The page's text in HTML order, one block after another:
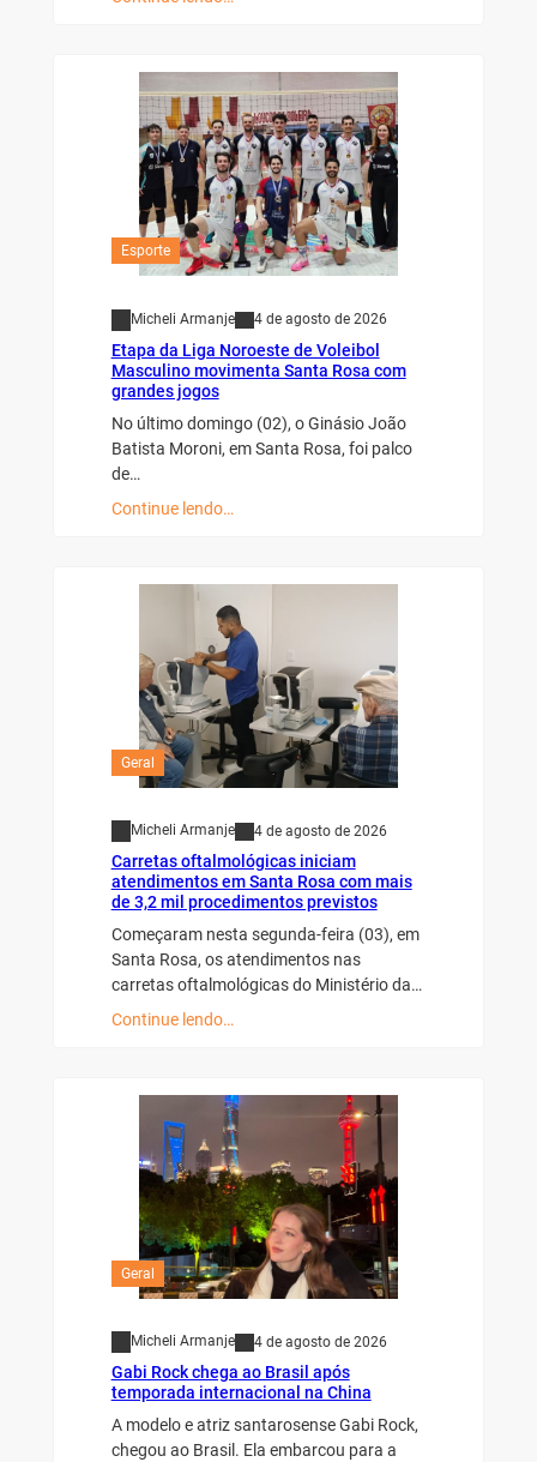
Esporte
Micheli Armanje 4 de agosto de 2026
Etapa da Liga Noroeste de Voleibol
Masculino movimenta Santa Rosa com
grandes jogos
No último domingo (02), o Ginásio João
Batista Moroni, em Santa Rosa, foi palco
de…
Continue lendo…
Geral
Micheli Armanje 4 de agosto de 2026
Carretas oftalmológicas iniciam
atendimentos em Santa Rosa com mais
de 3,2 mil procedimentos previstos
Começaram nesta segunda-feira (03), em
Santa Rosa, os atendimentos nas
carretas oftalmológicas do Ministério da…
Continue lendo…
Geral
Micheli Armanje 4 de agosto de 2026
Gabi Rock chega ao Brasil após
temporada internacional na China
A modelo e atriz santarosense Gabi Rock,
chegou ao Brasil. Ela embarcou para a